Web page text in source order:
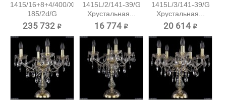
1415/16+8+4/400/XL-
185/2d/G
Большая...
235 732 ₽
1415L/2/141-39/G
Хрустальная...
16 774 ₽
1415L/3/141-39/G
Хрустальная...
20 614 ₽